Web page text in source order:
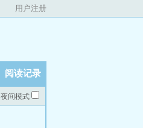
用户注册
阅读记录
夜间模式